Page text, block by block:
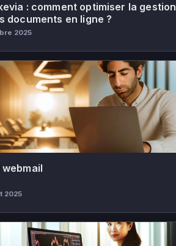
: comment optimiser la gestion
documents en ligne ?
2025
webmail
2025